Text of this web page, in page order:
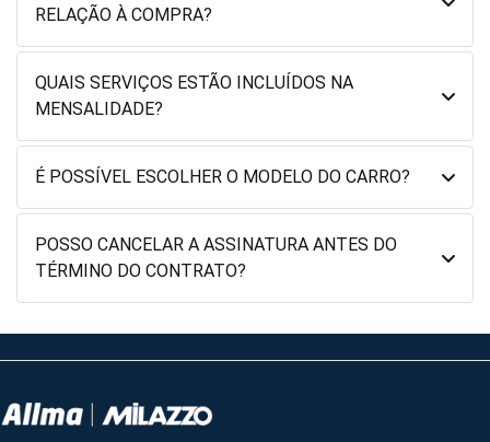
RELAÇÃO À COMPRA?
QUAIS SERVIÇOS ESTÃO INCLUÍDOS NA
MENSALIDADE?
É POSSÍVEL ESCOLHER O MODELO DO CARRO?
POSSO CANCELAR A ASSINATURA ANTES DO
TÉRMINO DO CONTRATO?